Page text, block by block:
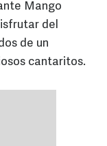
Mango
del
de un
cantaritos.